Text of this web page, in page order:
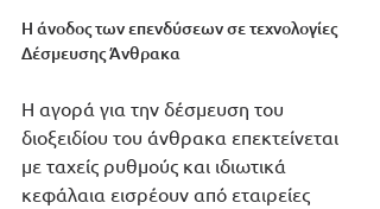
Η άνοδος των επενδύσεων σε τεχνολογίες
Δέσμευσης Άνθρακα
Η αγορά για την δέσμευση του
διοξειδίου του άνθρακα επεκτείνεται
με ταχείς ρυθμούς και ιδιωτικά
κεφάλαια εισρέουν από εταιρείες